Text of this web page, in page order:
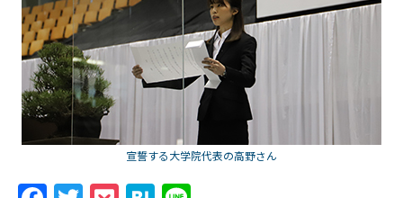
宣誓する大学院代表の高野さん